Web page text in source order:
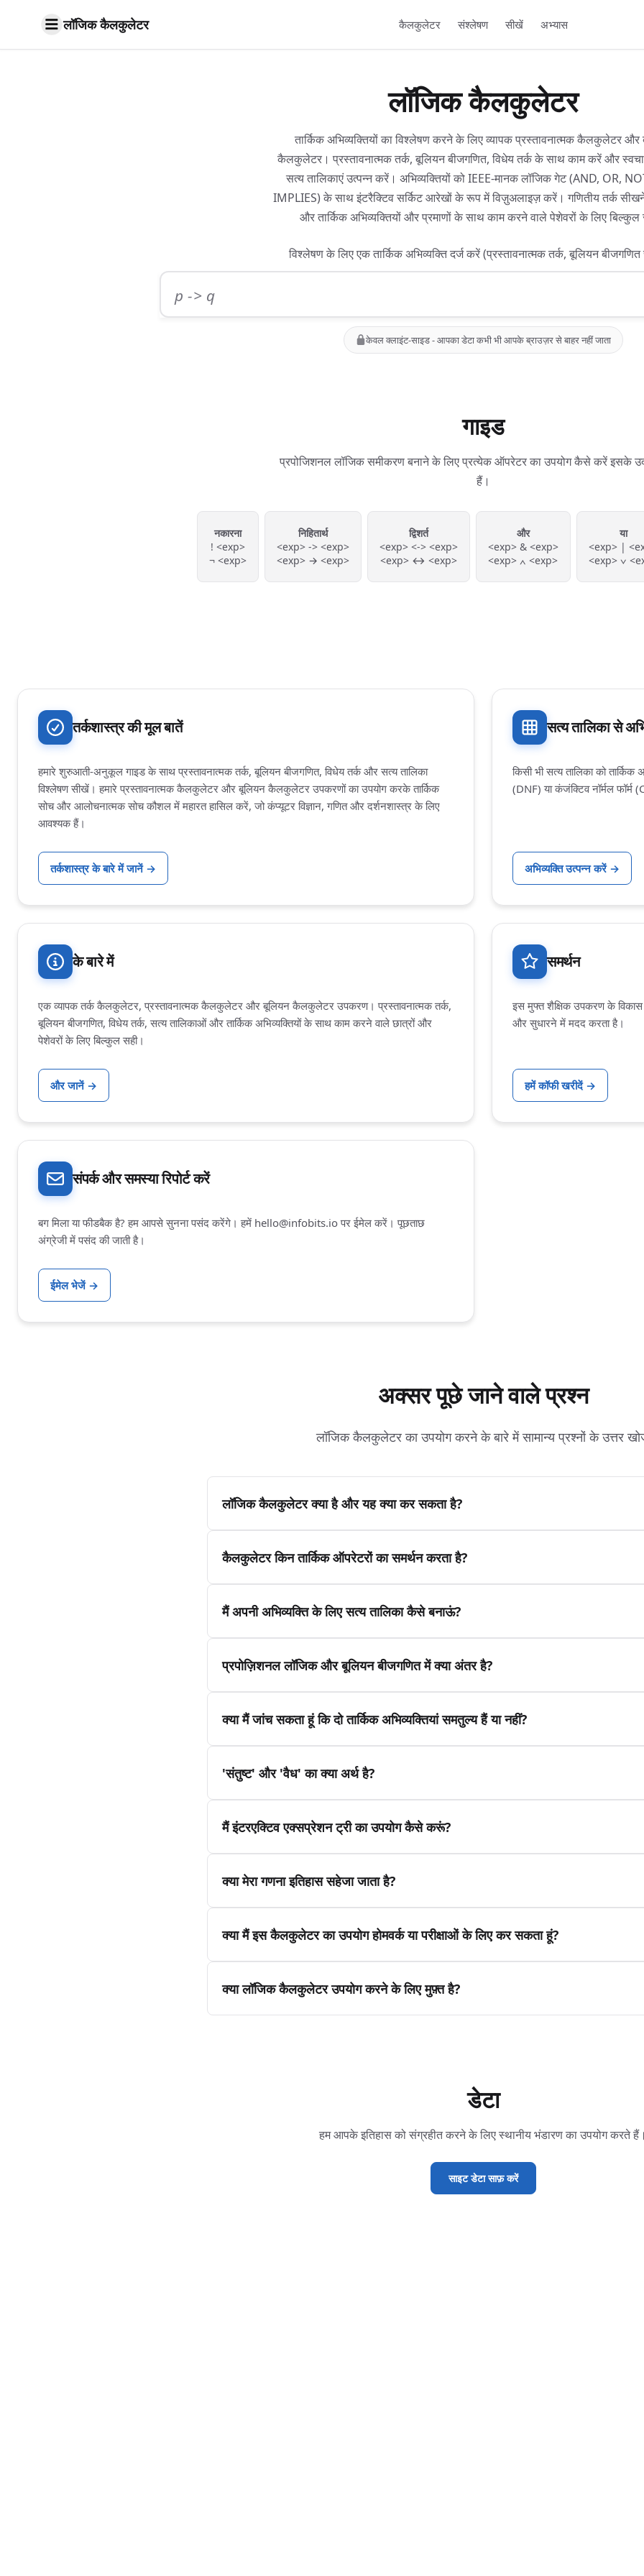
लॉजिक कैलकुलेटर कैलकुलेटर संश्लेषण सीखें अभ्यास
लॉजिक कैलकुलेटर
तार्किक अभिव्यक्तियों का विश्लेषण करने के लिए व्यापक प्रस्तावनात्मक कैलकुलेटर और
कैलकुलेटर। प्रस्तावनात्मक तर्क, बूलियन बीजगणित, विधेय तर्क के साथ काम करें और
सत्य तालिकाएं उत्पन्न करें। अभिव्यक्तियों को IEEE-मानक लॉजिक गेट (AND, OR,
IMPLIES) के साथ इंटरैक्टिव सर्किट आरेखों के रूप में विज़ुअलाइज़ करें। गणितीय तर्क सीखने
और तार्किक अभिव्यक्तियों और प्रमाणों के साथ काम करने वाले पेशेवरों के लिए बिल्कुल
विश्लेषण के लिए एक तार्किक अभिव्यक्ति दर्ज करें (प्रस्तावनात्मक तर्क, बूलियन बीजगणित
केवल क्लाइंट-साइड - आपका डेटा कभी भी आपके ब्राउज़र से बाहर नहीं जाता
गाइड
प्रपोजिशनल लॉजिक समीकरण बनाने के लिए प्रत्येक ऑपरेटर का उपयोग कैसे करें इसके
हैं।
नकारना
! <exp>
¬ <exp>
निहितार्थ
<exp> -> <exp>
<exp> → <exp>
द्विशर्त
<exp> <-> <exp>
<exp> ↔ <exp>
और
<exp> & <exp>
<exp> ∧ <exp>
या
<exp> |
<exp> ∨
तर्कशास्त्र की मूल बातें
हमारे शुरुआती-अनुकूल गाइड के साथ प्रस्तावनात्मक तर्क, बूलियन बीजगणित, विधेय तर्क और सत्य तालिका
विश्लेषण सीखें। हमारे प्रस्तावनात्मक कैलकुलेटर और बूलियन कैलकुलेटर उपकरणों का उपयोग करके तार्किक
सोच और आलोचनात्मक सोच कौशल में महारत हासिल करें, जो कंप्यूटर विज्ञान, गणित और दर्शनशास्त्र के लिए
आवश्यक हैं।
तर्कशास्त्र के बारे में जानें→
सत्य तालिका से
किसी भी सत्य तालिका को
(DNF) या कंजंक्टिव नॉर्मल
अभिव्यक्ति उत्पन्न करें→
के बारे में
एक व्यापक तर्क कैलकुलेटर, प्रस्तावनात्मक कैलकुलेटर और बूलियन कैलकुलेटर उपकरण। प्रस्तावनात्मक तर्क,
बूलियन बीजगणित, विधेय तर्क, सत्य तालिकाओं और तार्किक अभिव्यक्तियों के साथ काम करने वाले छात्रों और
पेशेवरों के लिए बिल्कुल सही।
और जानें→
समर्थन
इस मुफ्त शैक्षिक उपकरण के
और सुधारने में मदद करता है।
हमें कॉफी खरीदें→
संपर्क और समस्या रिपोर्ट करें
बग मिला या फीडबैक है? हम आपसे सुनना पसंद करेंगे। हमें hello@infobits.ioपर ईमेल करें। पूछताछ
अंग्रेजी में पसंद की जाती है।
ईमेल भेजें→
अक्सर पूछे जाने वाले प्रश्न
लॉजिक कैलकुलेटर का उपयोग करने के बारे में सामान्य प्रश्नों के उत्तर
लॉजिक कैलकुलेटर क्या है और यह क्या कर सकता है?
कैलकुलेटर किन तार्किक ऑपरेटरों का समर्थन करता है?
मैं अपनी अभिव्यक्ति के लिए सत्य तालिका कैसे बनाऊं?
प्रपोज़िशनल लॉजिक और बूलियन बीजगणित में क्या अंतर है?
क्या मैं जांच सकता हूं कि दो तार्किक अभिव्यक्तियां समतुल्य हैं या नहीं?
'संतुष्ट' और 'वैध' का क्या अर्थ है?
मैं इंटरएक्टिव एक्सप्रेशन ट्री का उपयोग कैसे करूं?
क्या मेरा गणना इतिहास सहेजा जाता है?
क्या मैं इस कैलकुलेटर का उपयोग होमवर्क या परीक्षाओं के लिए कर सकता हूं?
क्या लॉजिक कैलकुलेटर उपयोग करने के लिए मुफ़्त है?
डेटा
हम आपके इतिहास को संग्रहीत करने के लिए स्थानीय भंडारण का उपयोग करते हैं।
साइट डेटा साफ़ करें